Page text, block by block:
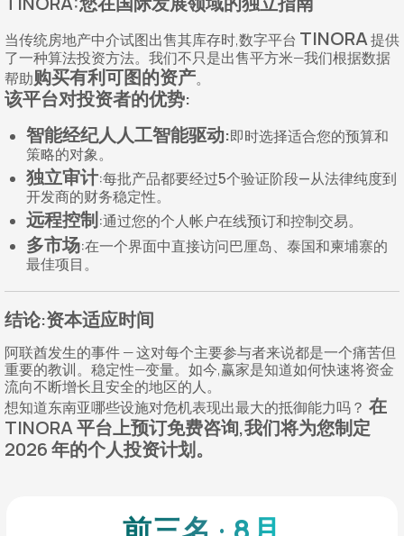
当传统房地产中介试图出售其库存时,数字平台 TINORA提供
了一种算法投资方法。我们不只是出售平方米—我们根据数据
帮助购买有利可图的资产。
该平台对投资者的优势:
智能经纪人人工智能驱动:即时选择适合您的预算和
策略的对象。
独立审计:每批产品都要经过5个验证阶段—从法律纯度到
开发商的财务稳定性。
远程控制:通过您的个人帐户在线预订和控制交易。
多市场:在一个界面中直接访问巴厘岛、泰国和柬埔寨的
最佳项目。
结论:资本适应时间
阿联酋发生的事件 — 这对每个主要参与者来说都是一个痛苦但
重要的教训。稳定性—变量。如今,赢家是知道如何快速将资金
流向不断增长且安全的地区的人。
想知道东南亚哪些设施对危机表现出最大的抵御能力吗？ 在
TINORA 平台上预订免费咨询,我们将为您制定
2026 年的个人投资计划。